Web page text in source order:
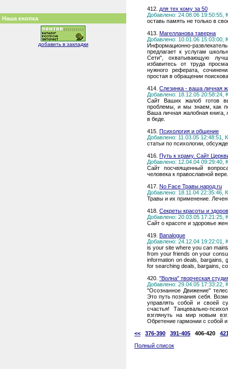
Наша кнопка
добавить в закладки
412. для тех кому за 50
Добавлено: 24.08.06 19:50:55,
оставь память не только в
413. Магелланова таверна
Добавлено: 10.01.06 15:03:00,
Информационно-
предлагает к услугам
Сети", охватывающую
избавитесь от труда
нужного реферата,
простая в обращении
414. Слезинка - ваша личная
Добавлено: 18.12.05 20:58:24,
Сайт Ваших жалоб готов
проблемы, и мы знаем, как
Ваша личная жалобная книга,
в беде.
415. Психология и общение
Добавлено: 11.03.05 12:48:51,
статьи по психологии,
416. Путь к храму. Сайт
Добавлено: 12.04.04 09:29:40,
Сайт посчвященный
человека к православной вере.
417. No Face Травы.народ.ru
Добавлено: 18.11.04 22:35:46,
Травы и их применение.
418. Секреты красоты и
Добавлено: 20.03.05 17:21:25,
Сайт о красоте и здоровье
419. Banalogue
Добавлено: 24.12.04 19:22:01,
is your site where you can
from your friends on your
information on deals, bargains,
for searching deals, bargains,
420. "Волна" творческая
Добавлено: 29.04.05 17:33:22,
"Осознанное Движение"
Это путь познания себя.
управлять собой и своей
счастья! Танцевально-
взглянуть на мир новым
Обретение гармонии с собой
<<
376-390 391-405 406-420
Полный список